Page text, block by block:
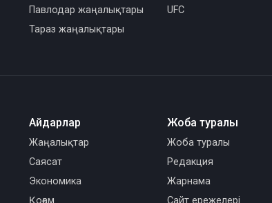
Павлодар жаңалықтары
Тараз жаңалықтары
UFC
Айдарлар
Жаңалықтар
Саясат
Экономика
Қоғам
Жоба туралы
Жоба туралы
Редакция
Жарнама
Сайт ережелері